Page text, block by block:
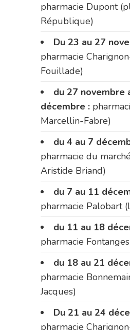
pharmacie Dupont
République)
Du 23 au 27
pharmacie
Fouillade)
du 27 novembre
décembre :
Marcellin-Fabre)
du 4 au 7
pharmacie du
Aristide Briand)
du 7 au 11
pharmacie Palobart
du 11 au 18
pharmacie Fontanges
du 18 au 21
pharmacie
Jacques)
Du 21 au 24
pharmacie